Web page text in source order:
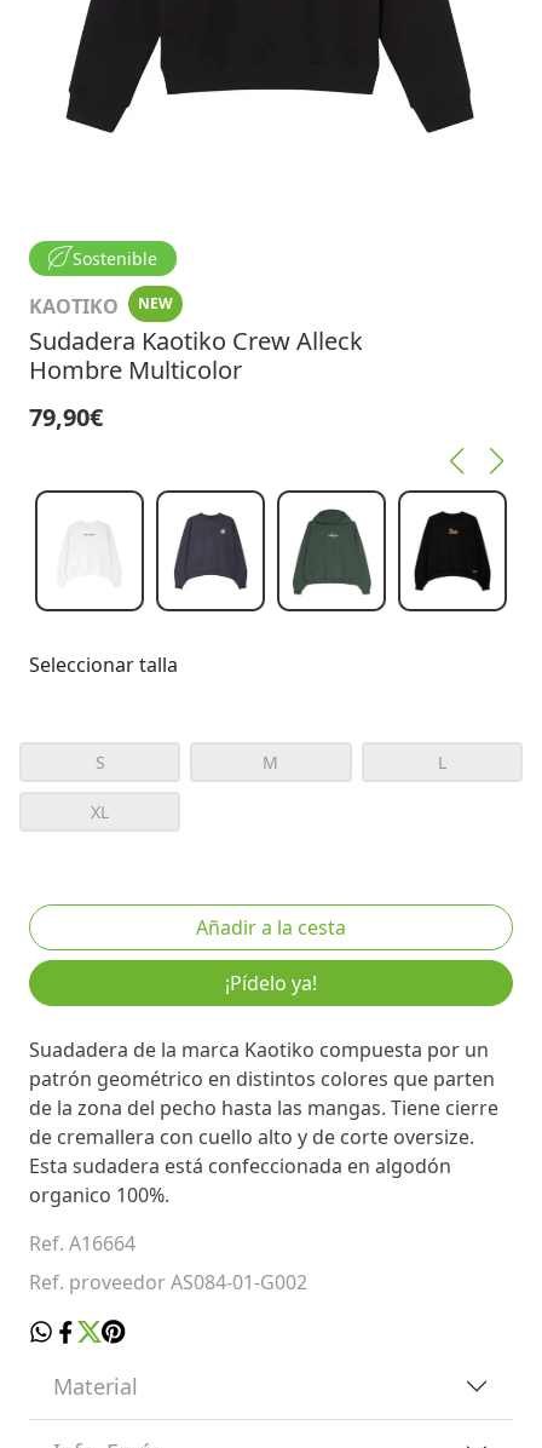
Sostenible
KAOTIKO NEW
Sudadera Kaotiko Crew Alleck
Hombre Multicolor
79,90€
Seleccionar talla
S M L
XL
¡Pídelo ya!
Suadadera de la marca Kaotiko compuesta por un
patrón geométrico en distintos colores que parten
de la zona del pecho hasta las mangas. Tiene cierre
de cremallera con cuello alto y de corte oversize.
Esta sudadera está confeccionada en algodón
organico 100%.
Ref. A16664
Ref. proveedor AS084-01-G002
Material